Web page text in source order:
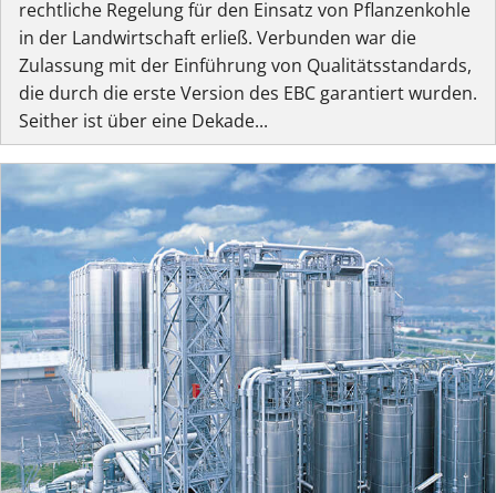
rechtliche Regelung für den Einsatz von Pflanzenkohle
in der Landwirtschaft erließ. Verbunden war die
Zulassung mit der Einführung von Qualitätsstandards,
die durch die erste Version des EBC garantiert wurden.
Seither ist über eine Dekade...